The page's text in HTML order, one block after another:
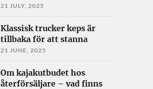
21 JULY, 2025
Klassisk trucker keps är
tillbaka för att stanna
21 JUNE, 2025
Om kajakutbudet hos
återförsäljare – vad finns